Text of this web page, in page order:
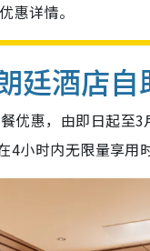
惠详情。
廷酒店
优惠，由即日起
小时内无限量享用